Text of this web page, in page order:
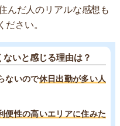
んだ人のリアルな感想も
さい。
いと感じる理由は？
ないので休日出勤が多い人
便性の高いエリアに住みた